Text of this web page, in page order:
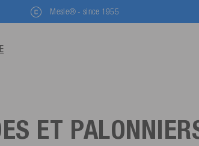
Mesle® - since 1955
ET